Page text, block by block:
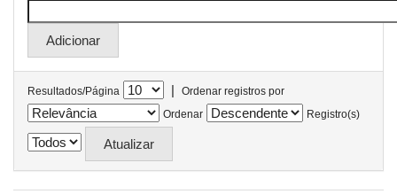
Resultados/Página |
Ordenar registros por
Ordenar
Registro(s)